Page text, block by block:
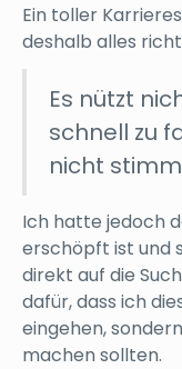
Ein toller
deshalb alles
Es nützt
schnell zu
nicht
Ich hatte jedoch
erschöpft ist und
direkt auf die
dafür, dass ich
eingehen,
machen sollten.